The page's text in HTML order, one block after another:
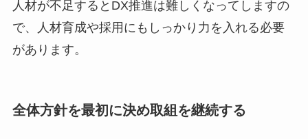
人材が不足するとDX推進は難しくなってしますの
で、人材育成や採用にもしっかり力を入れる必要
があります。
全体方針を最初に決め取組を継続する